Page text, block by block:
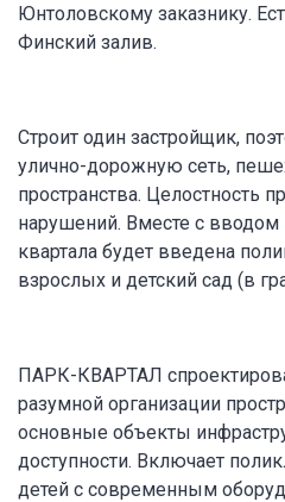
Юнтоловскому заказнику.
Финский залив.
Строит один застройщик,
улично-дорожную сеть,
пространства. Целостность
нарушений. Вместе с вводом
квартала будет введена
взрослых и детский сад (в
ПАРК-КВАРТАЛ
разумной организации
основные объекты
доступности. Включает
детей с современным